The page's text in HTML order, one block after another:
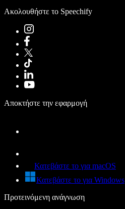
Ακολουθήστε το Speechify
Αποκτήστε την εφαρμογή
Κατεβάστε το για macOS
Κατεβάστε το για Windows
Προτεινόμενη ανάγνωση